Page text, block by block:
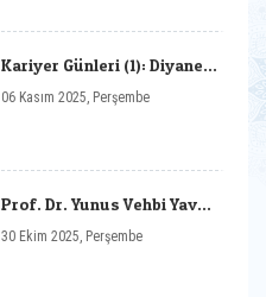
Kariyer Günleri (1): Diyanet
Programı Gerçekleşti
06 Kasım 2025, Perşembe
Prof. Dr. Yunus Vehbi Yavuz
Fakültemizi Ziyaret Etti
30 Ekim 2025, Perşembe